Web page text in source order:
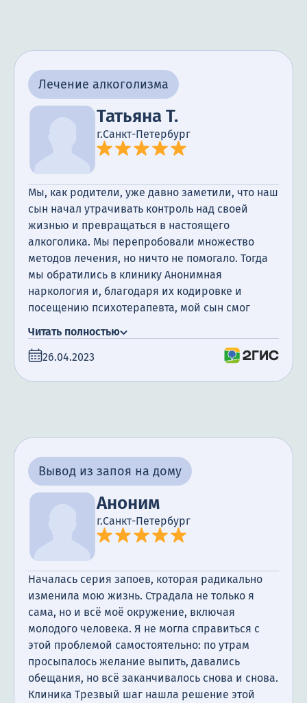
Лечение алкоголизма
Татьяна Т.
г.Санкт-Петербург
Мы, как родители, уже давно заметили, что наш
сын начал утрачивать контроль над своей
жизнью и превращаться в настоящего
алкоголика. Мы перепробовали множество
методов лечения, но ничто не помогало. Тогда
мы обратились в клинику Анонимная
наркология и, благодаря их кодировке и
посещению психотерапевта, мой сын смог
но результат уже заметен: мой сын больше не
пьет, и он счастлив. Я не могу выразить свою
Читать полностью
26.04.2023
Вывод из запоя на дому
Аноним
г.Санкт-Петербург
Началась серия запоев, которая радикально
изменила мою жизнь. Страдала не только я
сама, но и всё моё окружение, включая
молодого человека. Я не могла справиться с
этой проблемой самостоятельно: по утрам
просыпалось желание выпить, давались
обещания, но всё заканчивалось снова и снова.
Клиника Трезвый шаг нашла решение этой